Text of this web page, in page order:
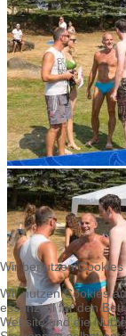
Wir benutzen Cookies
Wir nutzen Cookies
essenziell für den
Website und die